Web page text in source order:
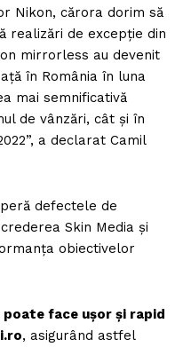
Nikon, cărora dorim să
realizări de excepție din
mirrorless au devenit
în România în luna
mai semnificativă
de vânzări, cât și în
a declarat Camil
defectele de
Skin Media și
obiectivelor
face ușor și rapid
, asigurând astfel